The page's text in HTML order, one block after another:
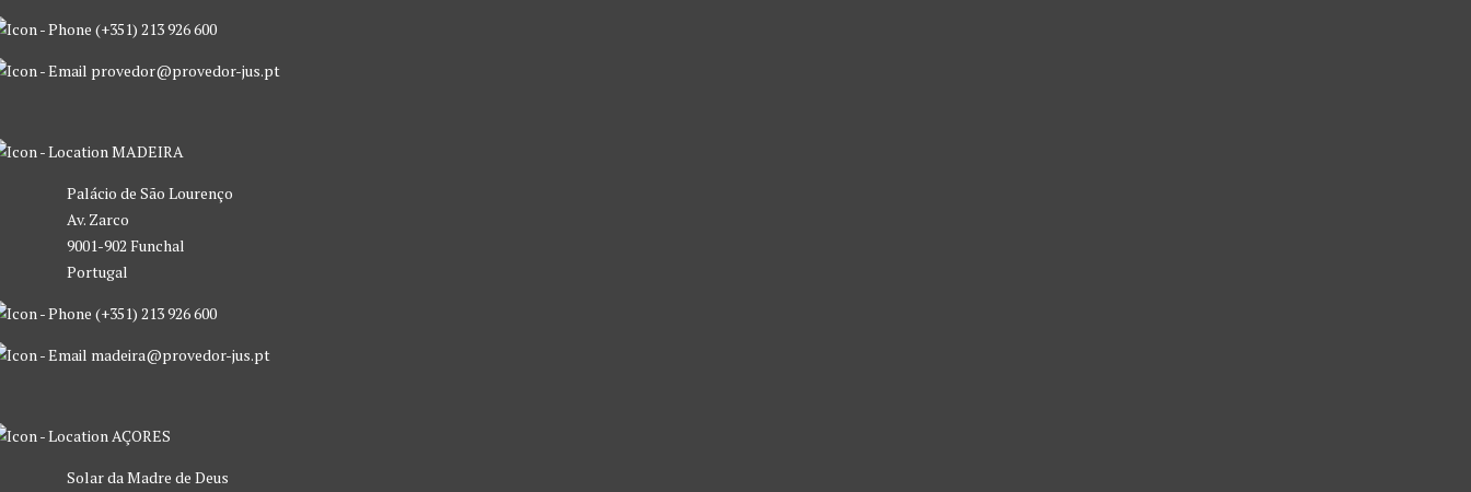
(+351) 213 926 600
provedor@provedor-jus.pt
MADEIRA
Palácio de São Lourenço
Av. Zarco
9001-902 Funchal
Portugal
(+351) 213 926 600
madeira@provedor-jus.pt
AÇORES
Solar da Madre de Deus